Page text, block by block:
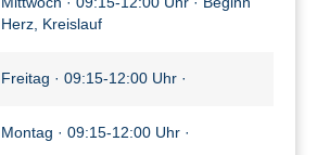
Herz, Kreislauf
Freitag · 09:15-12:00 Uhr ·
Montag · 09:15-12:00 Uhr ·